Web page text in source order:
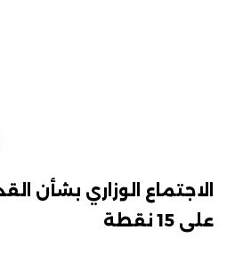
الاجتماع الوزاري بشأن
على 15 نقطة